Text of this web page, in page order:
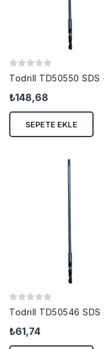
₺148,68
SEPETE EKLE
₺61,74